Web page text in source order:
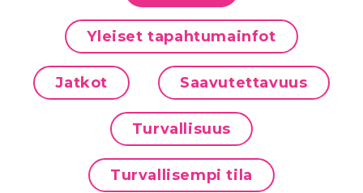
Yleiset tapahtumainfot
Jatkot Saavutettavuus
Turvallisuus
Turvallisempi tila